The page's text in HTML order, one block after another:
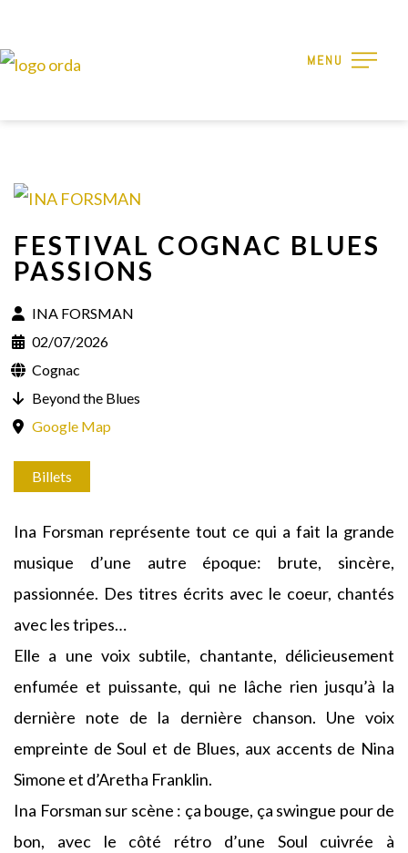
MENU
FESTIVAL COGNAC BLUES
PASSIONS
INA FORSMAN
02/07/2026
Cognac
Beyond the Blues
Google Map
Billets
Ina Forsman représente tout ce qui a fait la grande
musique d’une autre époque: brute, sincère,
passionnée. Des titres écrits avec le coeur, chantés
avec les tripes…
Elle a une voix subtile, chantante, délicieusement
enfumée et puissante, qui ne lâche rien jusqu’à la
dernière note de la dernière chanson. Une voix
empreinte de Soul et de Blues, aux accents de Nina
Simone et d’Aretha Franklin.
Ina Forsman sur scène : ça bouge, ça swingue pour de
bon, avec le côté rétro d’une Soul cuivrée à